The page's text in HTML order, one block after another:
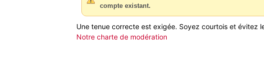
compte existant.
Une tenue correcte est exigée. Soyez courtois et évitez
Notre charte de modération